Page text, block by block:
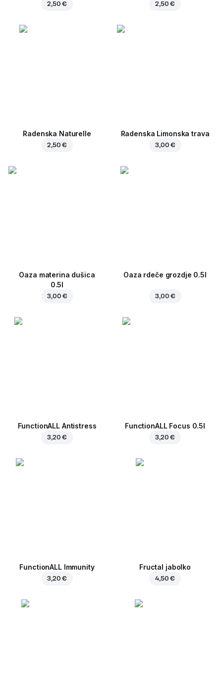
2,50 € 2,50 €
Radenska Naturelle
2,50 €
Radenska Limonska trava
3,00 €
Oaza materina dušica
0.5l
3,00 €
Oaza rdeče grozdje 0.5l
3,00 €
FunctionALL Antistress
3,20 €
FunctionALL Focus 0.5l
3,20 €
FunctionALL Immunity
3,20 €
Fructal jabolko
4,50 €